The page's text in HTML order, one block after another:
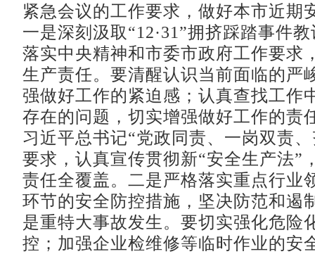
紧急会议的工作要求，做好本市近期
一是深刻汲取“12·31”拥挤踩踏事件
落实中央精神和市委市政府工作要求
生产责任。要清醒认识当前面临的严
强做好工作的紧迫感；认真查找工作
存在的问题，切实增强做好工作的责
习近平总书记“党政同责、一岗双责
要求，认真宣传贯彻新“安全生产法”
责任全覆盖。二是严格落实重点行业
环节的安全防控措施，坚决防范和遏
是重特大事故发生。要切实强化危险
控；加强企业检维修等临时作业的安